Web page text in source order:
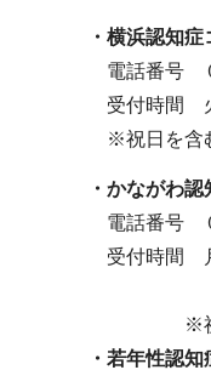
・横浜認知
電話番号
受付時間
※祝日を含
・かながわ
電話番号
受付時間
土曜日
※祝日を
・若年性認